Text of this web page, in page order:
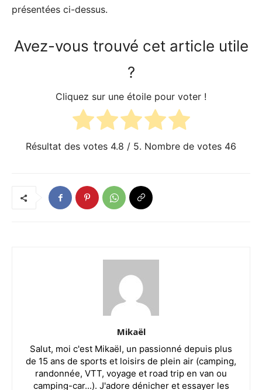
présentées ci-dessus.
Avez-vous trouvé cet article utile
?
Cliquez sur une étoile pour voter !
Résultat des votes 4.8 / 5. Nombre de votes 46
Mikaël
Salut, moi c'est Mikaël, un passionné depuis plus
de 15 ans de sports et loisirs de plein air (camping,
randonnée, VTT, voyage et road trip en van ou
camping-car...). J'adore dénicher et essayer les